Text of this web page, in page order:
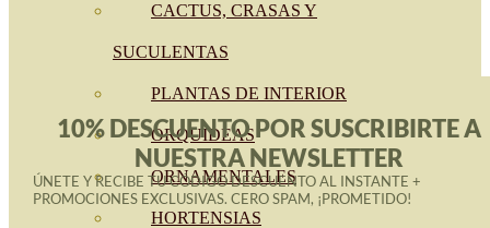
CACTUS, CRASAS Y
SUCULENTAS
PLANTAS DE INTERIOR
ORQUIDEAS
ORNAMENTALES
HORTENSIAS
10% DESCUENTO POR SUSCRIBIRTE A
NUESTRA NEWSLETTER
ÚNETE Y RECIBE TU CÓDIGO DESCUENTO AL INSTANTE +
PROMOCIONES EXCLUSIVAS. CERO SPAM, ¡PROMETIDO!